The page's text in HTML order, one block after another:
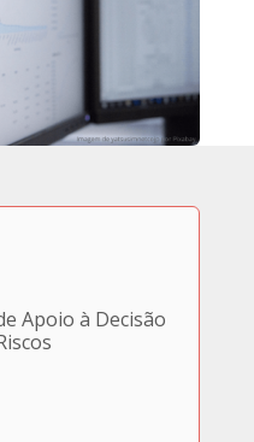
Apoio à Decisão